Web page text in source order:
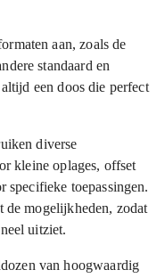
aan, zoals de
standaard en
een doos die perfect
diverse
kleine oplages, offset
specifieke toepassingen.
mogelijkheden, zodat
uitziet.
van hoogwaardig